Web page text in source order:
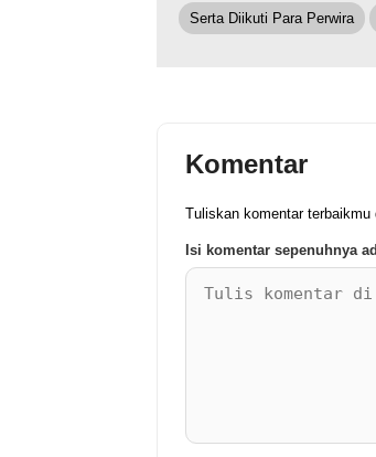
Serta Diikuti Para Perwira
Komentar
Tuliskan komentar terbaikmu
Isi komentar sepenuhnya